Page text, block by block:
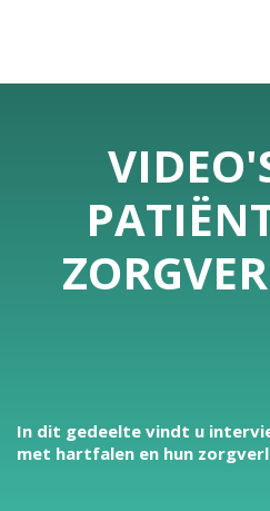
In dit gedeelte vindt u
met hartfalen en hun